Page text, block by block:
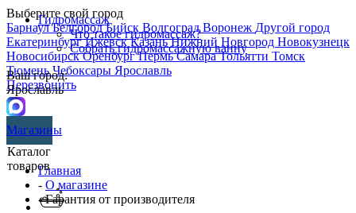
Выберите свой город
БарнаулБелгородБийск ВолгоградВоронеж Другой город
ЕкатеринбургИжевскКазаньНижний Новгород Новокузнецк
НовосибирскОренбургПермьСамараТольятти Томск
ТюменьЧебоксары Ярославль
Перезвонить
Гидромассаж
Что такое гидромассаж?
Собрать гидромассажную ванну
Ваш город:
Ярославль
Магазины
Каталог
товаровГлавная
- О магазине
- Гарантия от производителя